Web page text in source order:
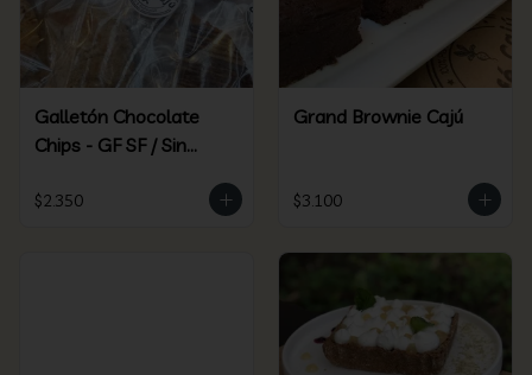
Galletón Chocolate
Chips - GF SF / Sin
$2.350
Grand Brownie Cajú
$3.100